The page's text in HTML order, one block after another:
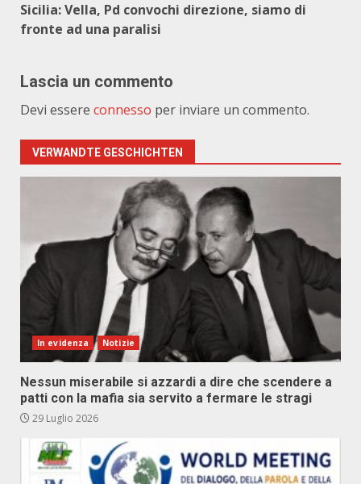
Sicilia: Vella, Pd convochi direzione, siamo di
fronte ad una paralisi
Lascia un commento
Devi essere connesso per inviare un commento.
VERWANDTE GESCHICHTEN
In evidenza Notizie
Nessun miserabile si azzardi a dire che scendere a
patti con la mafia sia servito a fermare le stragi
29 Luglio 2026